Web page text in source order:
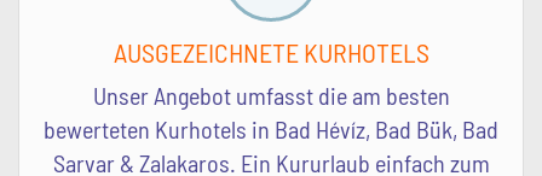
AUSGEZEICHNETE KURHOTELS
Unser Angebot umfasst die am besten
bewerteten Kurhotels in Bad Hévíz, Bad Bük, Bad
Sarvar & Zalakaros. Ein Kururlaub einfach zum